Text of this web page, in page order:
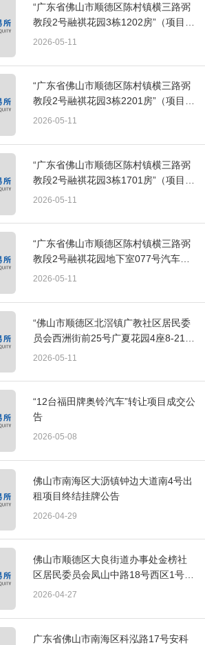
“广东省佛山市顺德区陈村镇横三路弼
教段2号融祺花园3栋1202房”（项目编
号：FSAE[2026]A103）转让项目成交
2026-05-11
“广东省佛山市顺德区陈村镇横三路弼
教段2号融祺花园3栋2201房”（项目编
号：FSAE[2026]A102）转让项目成交
2026-05-11
“广东省佛山市顺德区陈村镇横三路弼
教段2号融祺花园3栋1701房”（项目编
号：FSAE[2026]A101）转让项目成交
2026-05-11
“广东省佛山市顺德区陈村镇横三路弼
教段2号融祺花园地下室077号汽车
位”（项目编号：FSAE[2026]A100）
2026-05-11
“佛山市顺德区北滘镇广教社区居民委
员会西洲街前25号广夏花园4座8-21层
共117套住宅”出租项目成交公告
2026-05-11
“12台福田牌奥铃汽车”转让项目成交公
告
2026-05-08
佛山市南海区大沥镇钟边大道南4号出
租项目终结挂牌公告
2026-04-29
佛山市顺德区大良街道办事处金榜社
区居民委员会凤山中路18号西区1号铺
出租项目终结挂牌公告
2026-04-27
广东省佛山市南海区科泓路17号安科